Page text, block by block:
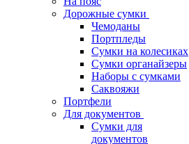
Дорожные сумки
Чемоданы
Портпледы
Сумки на колесиках
Сумки органайзеры
Наборы с сумками
Саквояжи
Портфели
Для документов
Сумки для
документов